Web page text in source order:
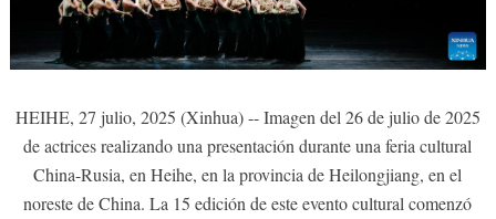
HEIHE, 27 julio, 2025 (Xinhua) -- Imagen del 26 de julio de 2025
de actrices realizando una presentación durante una feria cultural
China-Rusia, en Heihe, en la provincia de Heilongjiang, en el
noreste de China. La 15 edición de este evento cultural comenzó